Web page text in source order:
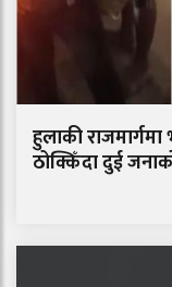
हुलाकी
ठोक्किँदा दुई